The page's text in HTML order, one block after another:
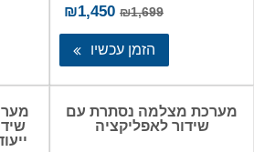
₪1,699
המחיר
המקורי
היה:
₪1,699.
₪1,450
הנוכחי
₪1,450.
הזמן עכשיו
מערכת מצלמה נסתרת עם
שידור לאפליקציה